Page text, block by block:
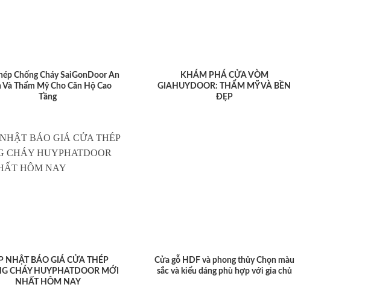
Chống Cháy SaiGonDoor An
Và Thẩm Mỹ Cho Căn Hộ Cao
Tầng
KHÁM PHÁ CỬA VÒM
GIAHUYDOOR: THẨM MỸ VÀ BỀN
ĐẸP
NHẬT BÁO GIÁ CỬA THÉP
CHÁY HUYPHATDOOR MỚI
NHẤT HÔM NAY
Cửa gỗ HDF và phong thủy Chọn màu
sắc và kiểu dáng phù hợp với gia chủ